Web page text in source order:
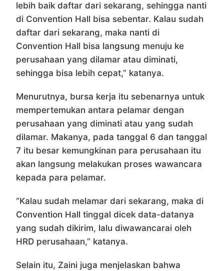
lebih baik daftar dari sekarang, sehingga nanti
di Convention Hall bisa sebentar. Kalau sudah
daftar dari sekarang, maka nanti di
Convention Hall bisa langsung menuju ke
perusahaan yang dilamar atau diminati,
sehingga bisa lebih cepat,” katanya.
Menurutnya, bursa kerja itu sebenarnya untuk
mempertemukan antara pelamar dengan
perusahaan yang diminati atau yang sudah
dilamar. Makanya, pada tanggal 6 dan tanggal
7 itu besar kemungkinan para perusahaan itu
akan langsung melakukan proses wawancara
kepada para pelamar.
“Kalau sudah melamar dari sekarang, maka di
Convention Hall tinggal dicek data-datanya
yang sudah dikirim, lalu diwawancarai oleh
HRD perusahaan,” katanya.
Selain itu, Zaini juga menjelaskan bahwa